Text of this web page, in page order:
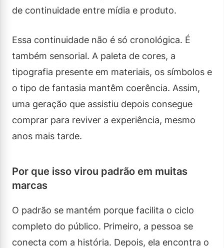
de continuidade entre mídia e produto.
Essa continuidade não é só cronológica. É
também sensorial. A paleta de cores, a
tipografia presente em materiais, os símbolos e
o tipo de fantasia mantêm coerência. Assim,
uma geração que assistiu depois consegue
comprar para reviver a experiência, mesmo
anos mais tarde.
Por que isso virou padrão em muitas
marcas
O padrão se mantém porque facilita o ciclo
completo do público. Primeiro, a pessoa se
conecta com a história. Depois, ela encontra o